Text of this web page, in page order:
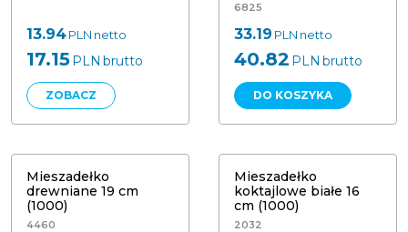
13.94PLN netto
17.15PLN brutto
ZOBACZ
6825
33.19 PLN netto
40.82 PLN brutto
DO KOSZYKA
Mieszadełko
drewniane 19 cm
(1000)
4460
Mieszadełko koktajlowe białe 16 cm
Mieszadełko
koktajlowe białe 16
cm (1000)
2032